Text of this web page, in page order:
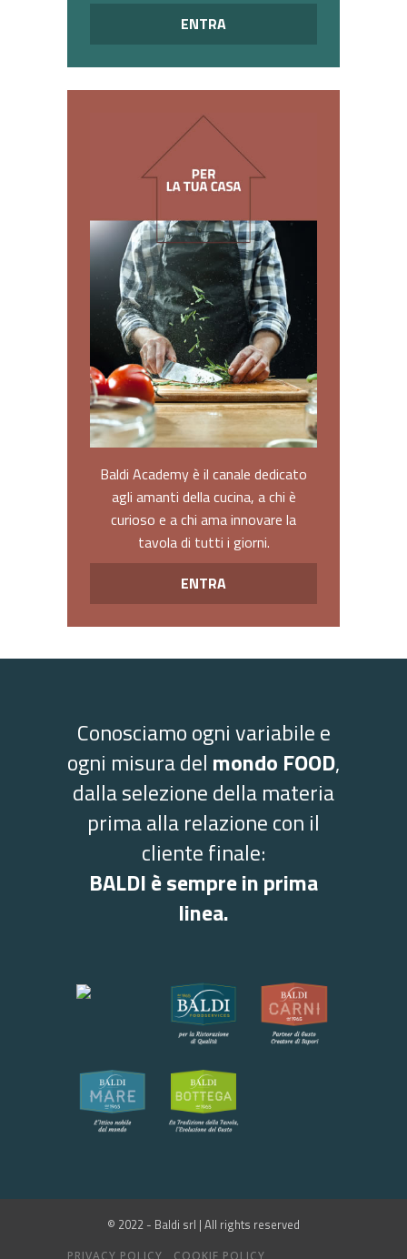
ENTRA
Baldi Academy è il canale dedicato
agli amanti della cucina, a chi è
curioso e a chi ama innovare la
tavola di tutti i giorni.
ENTRA
Conosciamo ogni variabile e
ogni misura del mondo FOOD,
dalla selezione della materia
prima alla relazione con il
cliente finale:
BALDI è sempre in prima
linea.
© 2022 - Baldi srl | All rights reserved
PRIVACY POLICY COOKIE POLICY